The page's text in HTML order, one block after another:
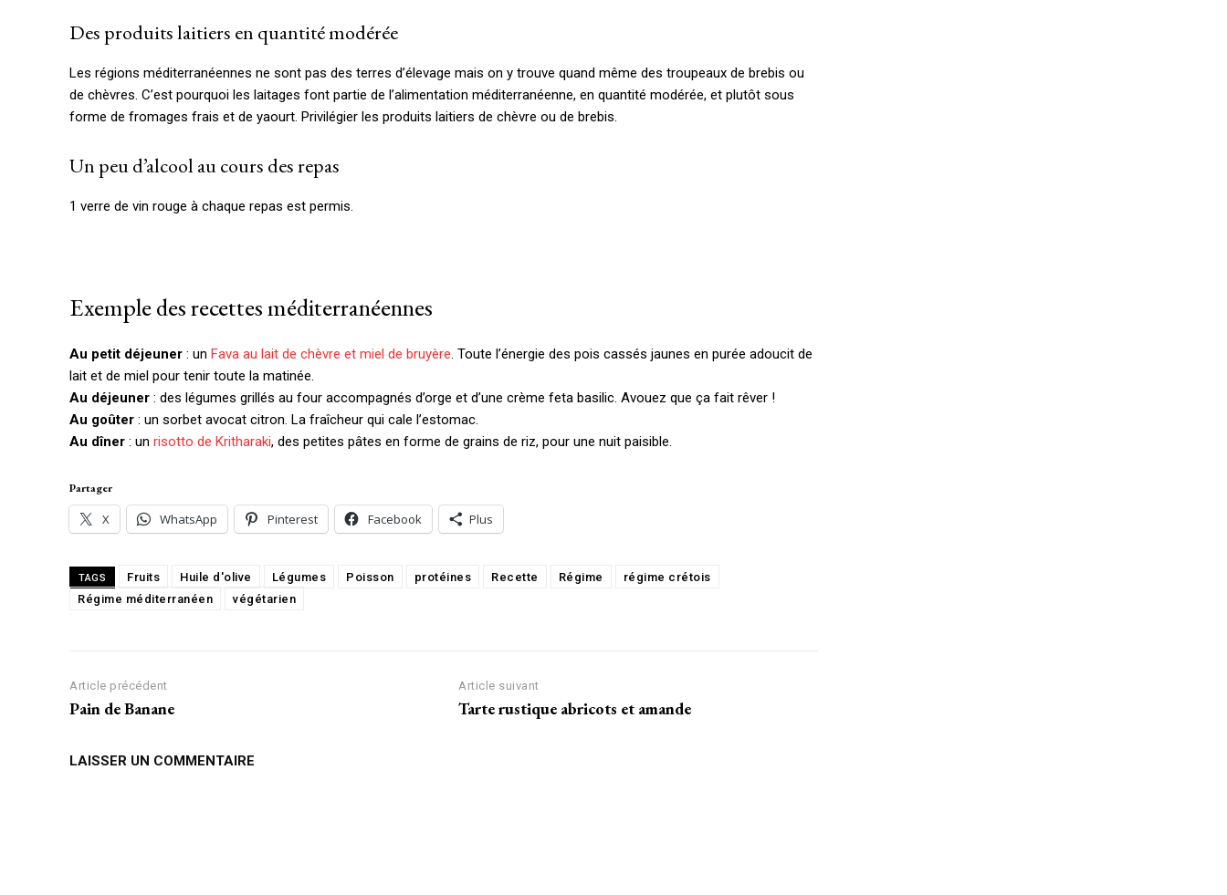
Des produits laitiers en quantité modérée
Les régions méditerranéennes ne sont pas des terres d’élevage mais on y trouve quand même des troupeaux de brebis ou
de chèvres. C’est pourquoi les laitages font partie de l’alimentation méditerranéenne, en quantité modérée, et plutôt sous
forme de fromages frais et de yaourt. Privilégier les produits laitiers de chèvre ou de brebis.
Un peu d’alcool au cours des repas
1 verre de vin rouge à chaque repas est permis.
Exemple des recettes méditerranéennes
Au petit déjeuner : un Fava au lait de chèvre et miel de bruyère. Toute l’énergie des pois cassés jaunes en purée adoucit de
lait et de miel pour tenir toute la matinée.
Au déjeuner : des légumes grillés au four accompagnés d’orge et d’une crème feta basilic. Avouez que ça fait rêver !
Au goûter : un sorbet avocat citron. La fraîcheur qui cale l’estomac.
Au dîner : un risotto de Kritharaki, des petites pâtes en forme de grains de riz, pour une nuit paisible.
Partager
X WhatsApp Pinterest Facebook Plus
TAGS Fruits Huile d'olive Légumes Poisson protéines Recette Régime
régime crétois
Régime méditerranéen
végétarien
Article précédent
Pain de Banane
Article suivant
Tarte rustique abricots et amande
LAISSER UN COMMENTAIRE